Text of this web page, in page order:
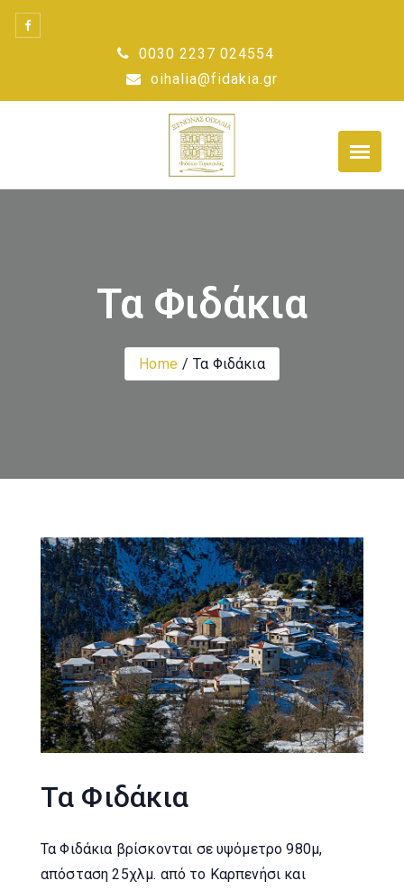
Skip
0030 2237 024554
oihalia@fidakia.gr
Τα Φιδάκια
Home Τα Φιδάκια
Τα Φιδάκια
Τα Φιδάκια βρίσκονται σε υψόμετρο 980μ,
απόσταση 25χλμ. από το Καρπενήσι και